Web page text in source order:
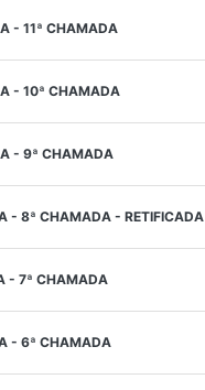
- 11ª CHAMADA
- 10ª CHAMADA
- 9ª CHAMADA
- 8ª CHAMADA - RETIFICADA
- 7ª CHAMADA
- 6ª CHAMADA